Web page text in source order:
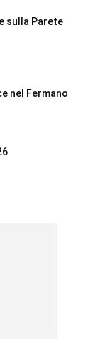
sulla Parete
nel Fermano